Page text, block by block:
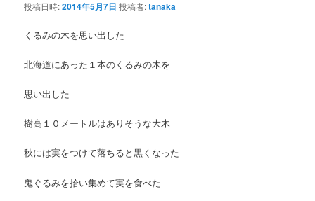
投稿日時:2014年5月7日 投稿者:tanaka
くるみの木を思い出した
北海道にあった１本のくるみの木を
思い出した
樹高１０メートルはありそうな大木
秋には実をつけて落ちると黒くなった
鬼ぐるみを拾い集めて実を食べた